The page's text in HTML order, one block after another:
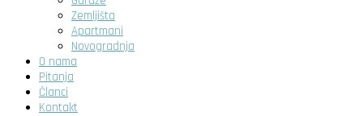
Zemljišta
Apartmani
Novogradnja
O nama
Pitanja
Članci
Kontakt